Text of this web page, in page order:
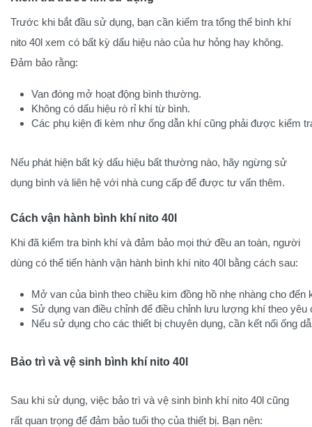
Trước khi bắt đầu sử dụng, bạn cần kiểm tra tổng thể bình khí
nito 40l xem có bất kỳ dấu hiệu nào của hư hỏng hay không.
Đảm bảo rằng:
Van đóng mở hoạt động bình thường.
Không có dấu hiệu rò rỉ khí từ bình.
Các phụ kiện đi kèm như ống dẫn khí cũng phải được kiểm
Nếu phát hiện bất kỳ dấu hiệu bất thường nào, hãy ngừng sử
dụng bình và liên hệ với nhà cung cấp để được tư vấn thêm.
Cách vận hành bình khí nito 40l
Khi đã kiểm tra bình khí và đảm bảo mọi thứ đều an toàn, người
dùng có thể tiến hành vận hành bình khí nito 40l bằng cách sau:
Mở van của bình theo chiều kim đồng hồ nhẹ nhàng cho
Sử dụng van điều chỉnh để điều chỉnh lưu lượng khí theo yêu
Nếu sử dụng cho các thiết bị chuyên dụng, cần kết nối ống
Bảo trì và vệ sinh bình khí nito 40l
Sau khi sử dụng, việc bảo trì và vệ sinh bình khí nito 40l cũng
rất quan trọng để đảm bảo tuổi thọ của thiết bị. Bạn nên: